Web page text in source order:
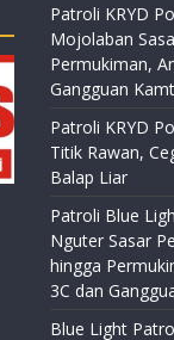
Patroli KRYD
Mojolaban
Permukiman,
Gangguan
Patroli KRYD
Titik Rawan,
Balap Liar
Patroli Blue
Nguter Sasar
hingga
3C dan
Blue Light